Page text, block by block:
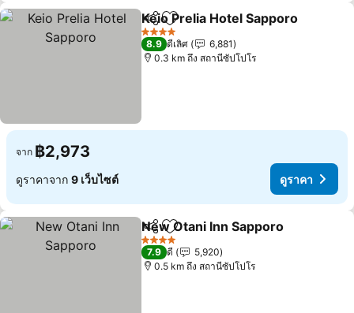
แชร์ เพิ่มในรายการโปรด
Keio Prelia Hotel Sapporo
4 ดาว
8.9 ดีเลิศ
6,881
0.3 km ถึง สถานีซัปโปโร
จาก ฿2,973
ดูราคาจาก 9 เว็บไซต์ ดูราคา
แชร์ เพิ่มในรายการโปรด
New Otani Inn Sapporo
4 ดาว
7.9 ดี
5,920
0.5 km ถึง สถานีซัปโปโร